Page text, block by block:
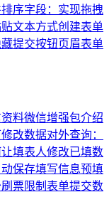
排序字段：实现拖拽
文本方式创建表单
提交按钮页眉表单
料微信增强包介绍
改数据对外查询：
填表人修改已填数
保存填写信息预填
票限制表单提交数